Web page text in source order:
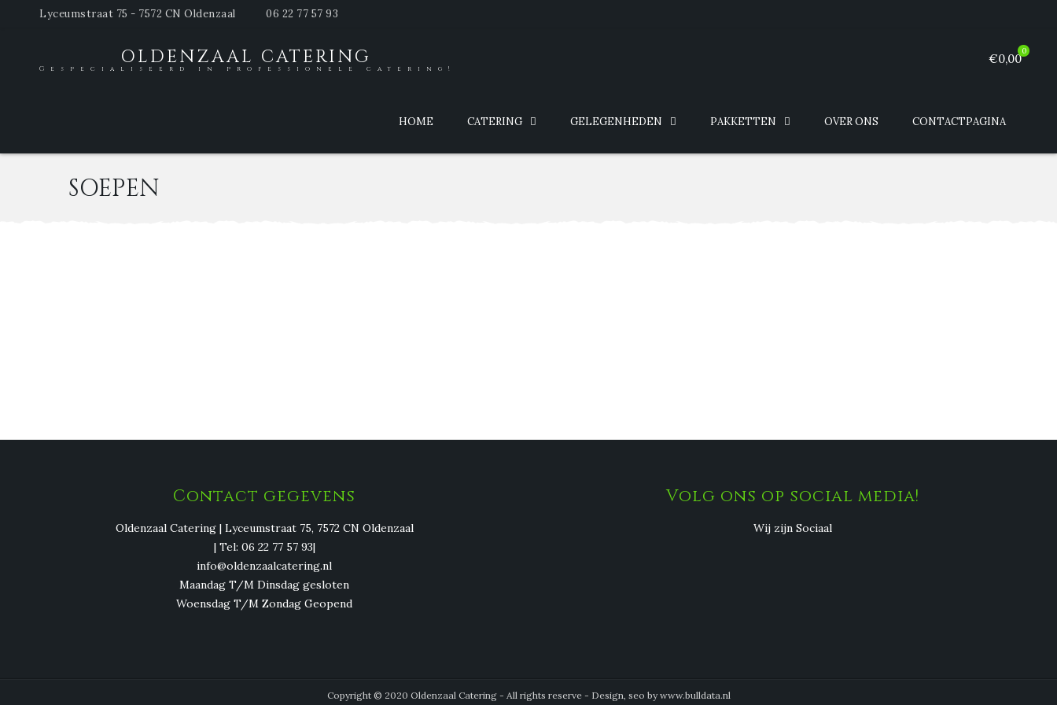
Lyceumstraat 75 - 7572 CN Oldenzaal 06 22 77 57 93
OLDENZAAL CATERING
Gespecialiseerd in professionele catering!
0
€0,00
HOME CATERING GELEGENHEDEN PAKKETTEN OVER ONS CONTACTPAGINA
SOEPEN
Contact gegevens
Oldenzaal Catering | Lyceumstraat 75, 7572 CN Oldenzaal
| Tel: 06 22 77 57 93|
info@oldenzaalcatering.nl
Maandag T/M Dinsdag gesloten
Woensdag T/M Zondag Geopend
Volg ons op social media!
Wij zijn Sociaal
Copyright © 2020 Oldenzaal Catering - All rights reserve - Design, seo by www.bulldata.nl